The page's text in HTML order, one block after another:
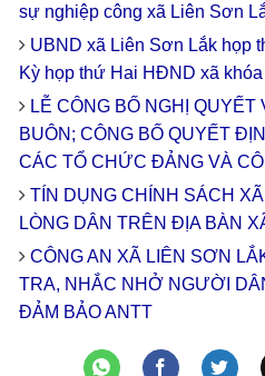
sự nghiệp công xã Liên Sơn
UBND xã Liên Sơn Lắk họp
Kỳ họp thứ Hai HĐND xã khóa
LỄ CÔNG BỐ NGHỊ QUYẾT
BUÔN; CÔNG BỐ QUYẾT
CÁC TỔ CHỨC ĐẢNG VÀ
TÍN DỤNG CHÍNH SÁCH
LÒNG DÂN TRÊN ĐỊA BÀN
CÔNG AN XÃ LIÊN SƠN
TRA, NHẮC NHỞ NGƯỜI
ĐẢM BẢO ANTT